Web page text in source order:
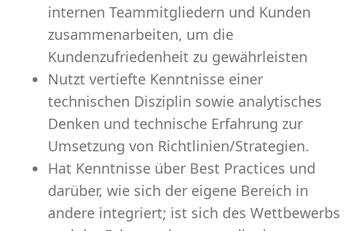
internen Teammitgliedern und Kunden
zusammenarbeiten, um die
Kundenzufriedenheit zu gewährleisten
Nutzt vertiefte Kenntnisse einer
technischen Disziplin sowie analytisches
Denken und technische Erfahrung zur
Umsetzung von Richtlinien/Strategien.
Hat Kenntnisse über Best Practices und
darüber, wie sich der eigene Bereich in
andere integriert; ist sich des Wettbewerbs